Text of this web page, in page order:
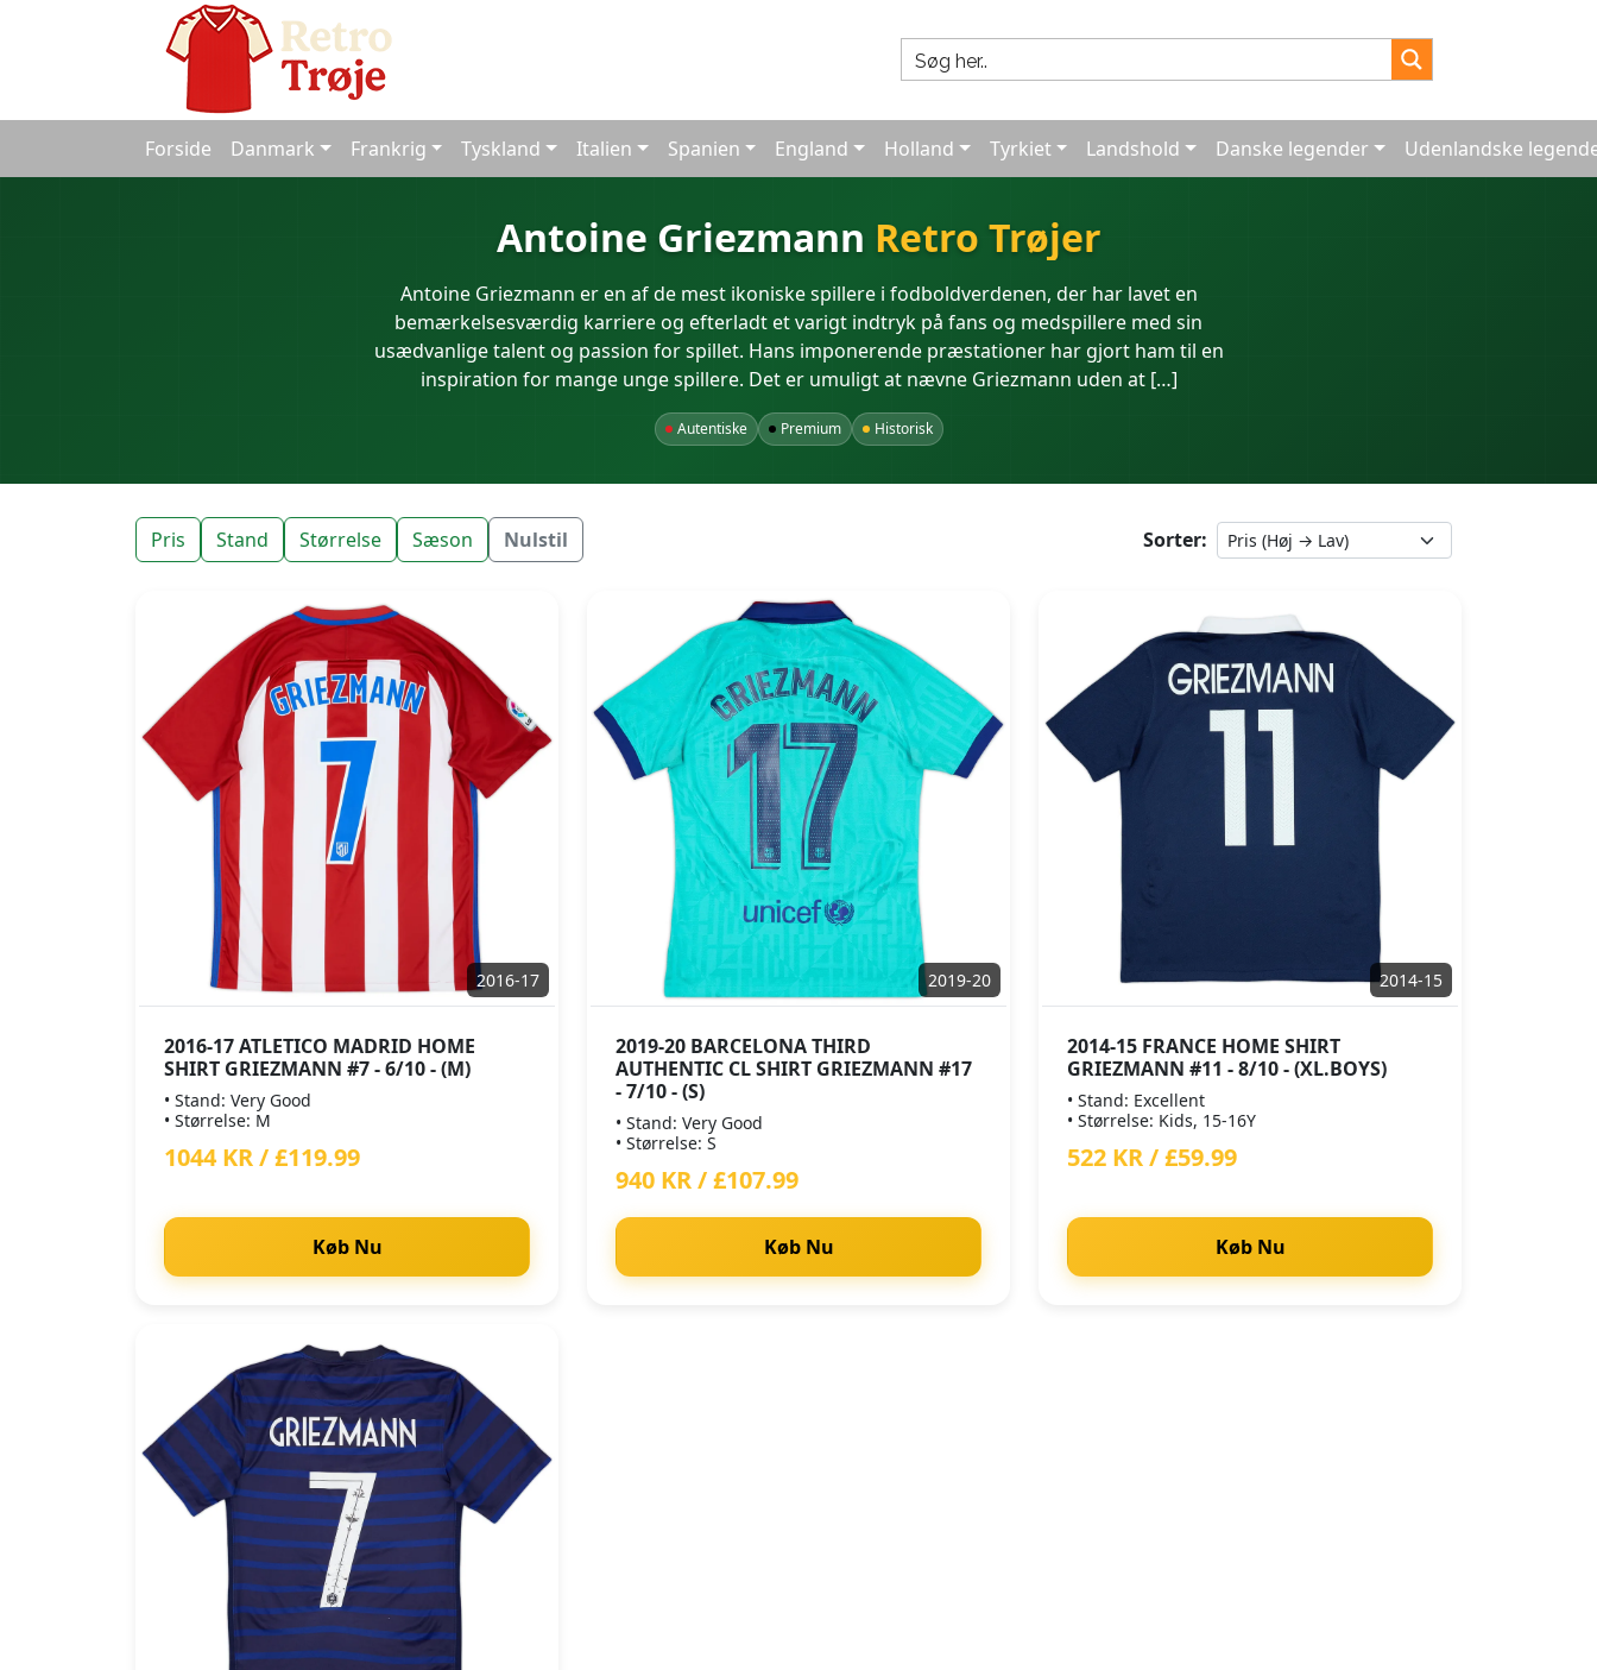
Forside Danmark Frankrig Tyskland Italien Spanien England Holland Tyrkiet Landshold Danske legender Udenlandske
Antoine Griezmann Retro Trøjer
Antoine Griezmann er en af de mest ikoniske spillere i fodboldverdenen, der har lavet en
bemærkelsesværdig karriere og efterladt et varigt indtryk på fans og medspillere med sin
usædvanlige talent og passion for spillet. Hans imponerende præstationer har gjort ham til en
inspiration for mange unge spillere. Det er umuligt at nævne Griezmann uden at […]
Autentiske Premium Historisk
Pris Stand Størrelse Sæson Nulstil Sorter:
2016-17
2016-17 ATLETICO MADRID HOME
SHIRT GRIEZMANN #7 - 6/10 - (M)
• Stand: Very Good
• Størrelse: M
1044 KR / £119.99
Køb Nu
2019-20
2019-20 BARCELONA THIRD
AUTHENTIC CL SHIRT GRIEZMANN #17
- 7/10 - (S)
• Stand: Very Good
• Størrelse: S
940 KR / £107.99
Køb Nu
2014-15
2014-15 FRANCE HOME SHIRT
GRIEZMANN #11 - 8/10 - (XL.BOYS)
• Stand: Excellent
• Størrelse: Kids, 15-16Y
522 KR / £59.99
Køb Nu